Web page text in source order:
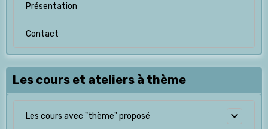
Présentation
Contact
Les cours et ateliers à thème
Les cours avec "thème" proposé